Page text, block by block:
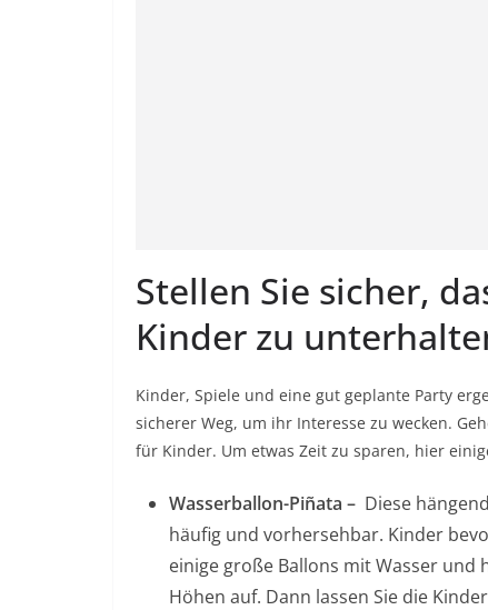
Stellen Sie sicher,
Kinder zu
Kinder, Spiele und eine gut geplante Party
sicherer Weg, um ihr Interesse zu wecken.
für Kinder. Um etwas Zeit zu sparen, hier
Wasserballon-Piñata – Diese
häufig und vorhersehbar. Kinder
einige große Ballons mit Wasser und
Höhen auf. Dann lassen Sie die